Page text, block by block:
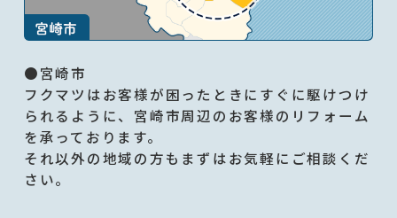
●宮崎市
フクマツはお客様が困ったときにすぐに駆けつけ
られるように、宮崎市周辺のお客様のリフォーム
を承っております。
それ以外の地域の方もまずはお気軽にご相談くだ
さい。